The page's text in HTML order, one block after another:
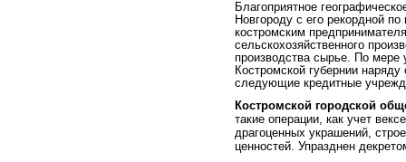
Благоприятное
Новгороду с его рекордной
костромским
сельскохозяйственного
производства сырье. По мере
Костромской губернии
следующие кредитные
Костромской городской
такие операции, как учет
драгоценных украшений,
ценностей. Упразднен